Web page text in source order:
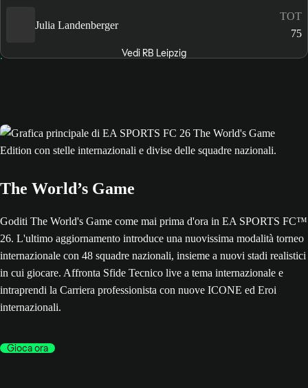
Julia Landenberger
TOT
75
Vedi RB Leipzig
The World’s Game
Goditi The World's Game come mai prima d'ora in EA SPORTS FC™
26. L'ultimo aggiornamento introduce una nuovissima modalità torneo
internazionale con 48 squadre nazionali, insieme a nuovi stadi realistici
in cui giocare. Affronta Sfide Tecnico live a tema internazionale e
intraprendi la Carriera professionista con nuove ICONE ed Eroi
internazionali.
Gioca ora